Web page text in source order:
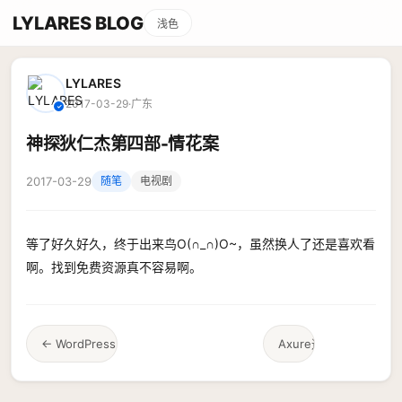
LYLARES BLOG 浅色
✓
LYLARES
2017-03-29·广东
神探狄仁杰第四部-情花案
2017-03-29 随笔 电视剧
等了好久好久，终于出来鸟O(∩_∩)O~，虽然换人了还是喜欢看
啊。找到免费资源真不容易啊。
← WordPress内容指定用户可见 Axure进度条 →